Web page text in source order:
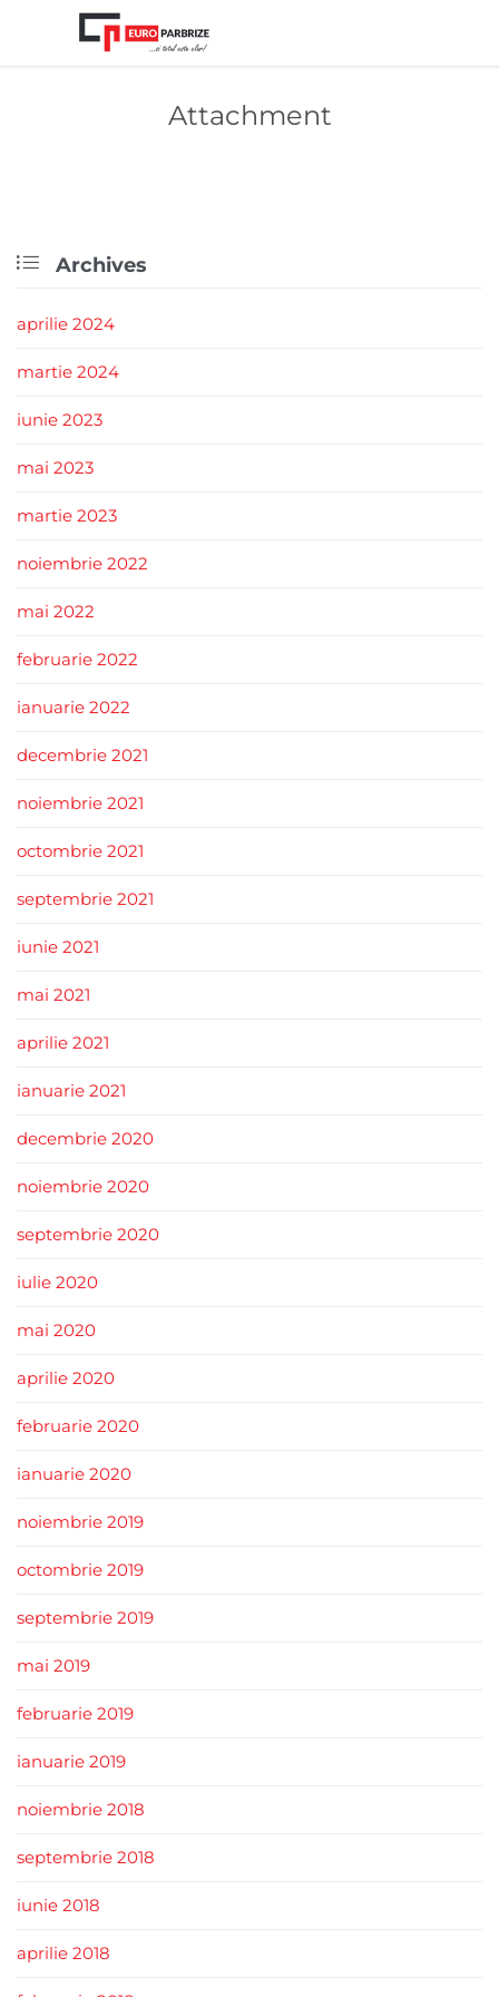
Attachment
 Archives
aprilie 2024
martie 2024
iunie 2023
mai 2023
martie 2023
noiembrie 2022
mai 2022
februarie 2022
ianuarie 2022
decembrie 2021
noiembrie 2021
octombrie 2021
septembrie 2021
iunie 2021
mai 2021
aprilie 2021
ianuarie 2021
decembrie 2020
noiembrie 2020
septembrie 2020
iulie 2020
mai 2020
aprilie 2020
februarie 2020
ianuarie 2020
noiembrie 2019
octombrie 2019
septembrie 2019
mai 2019
februarie 2019
ianuarie 2019
noiembrie 2018
septembrie 2018
iunie 2018
aprilie 2018